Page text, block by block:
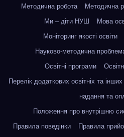
Методична робота
Методична
Ми – діти НУШ
Мова
Моніторинг якості освіти
Науково-методична
Освітні програми
Перелік додаткових освітніх та
надання та
Положення про внутрішню
Правила поведінки
Правила